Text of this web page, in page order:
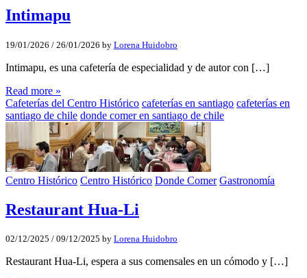
Intimapu
19/01/2026 / 26/01/2026 by Lorena Huidobro
Intimapu, es una cafetería de especialidad y de autor con […]
Read more »
Cafeterías del Centro Histórico cafeterías en santiago cafeterías en
santiago de chile donde comer en santiago de chile
Centro Histórico Centro Histórico Donde Comer Gastronomía
Restaurant Hua-Li
02/12/2025 / 09/12/2025 by Lorena Huidobro
Restaurant Hua-Li, espera a sus comensales en un cómodo y […]